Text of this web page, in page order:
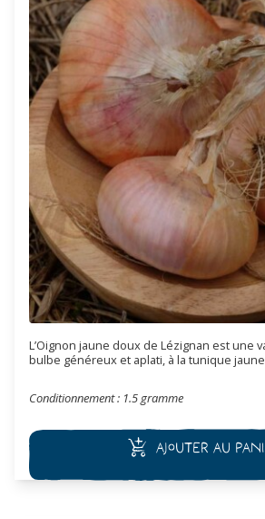
L’Oignon jaune doux de Lézignan est une
bulbe généreux et aplati, à la tunique
se distingue par sa douceur
Conditionnement : 1.5 gramme
Ajouter au